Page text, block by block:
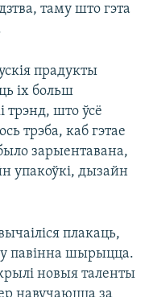
таму што гэта
прадукты
іх больш
трэнд, што ўсё
трэба, каб гэтае
зарыентавана,
упакоўкі, дызайн
плакаць,
павінна шырыцца.
новыя таленты